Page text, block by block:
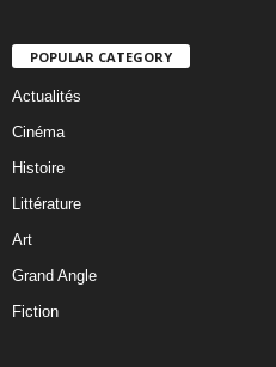
POPULAR CATEGORY
Actualités
Cinéma
Histoire
Littérature
Art
Grand Angle
Fiction